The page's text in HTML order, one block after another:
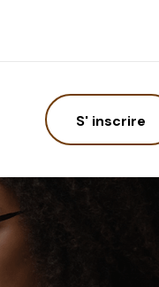
S' inscrire